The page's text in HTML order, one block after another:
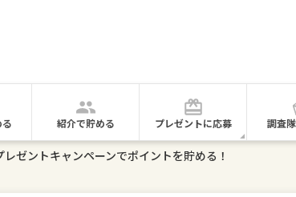
紹介で貯める プレゼントに応募 調査
ゼントキャンペーンでポイントを貯める！